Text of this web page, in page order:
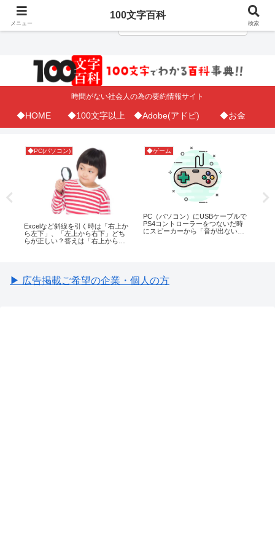
時間がない社会人の為の要約情報サイト
◆HOME ◆100文字以上 ◆Adobe(アドビ) ◆お金
◆PC(パソコン)
Excelなど斜線を引く時は「右上か
ら左下」、「左上から右下」どち
らが正しい？答えは「右上から左
◆ゲーム
PC（パソコン）にUSBケーブルで
PS4コントローラーをつないだ時
にスピーカーから「音が出ない」
▶ 広告掲載ご希望の企業・個人の方
メニュー
100文字百科
検索